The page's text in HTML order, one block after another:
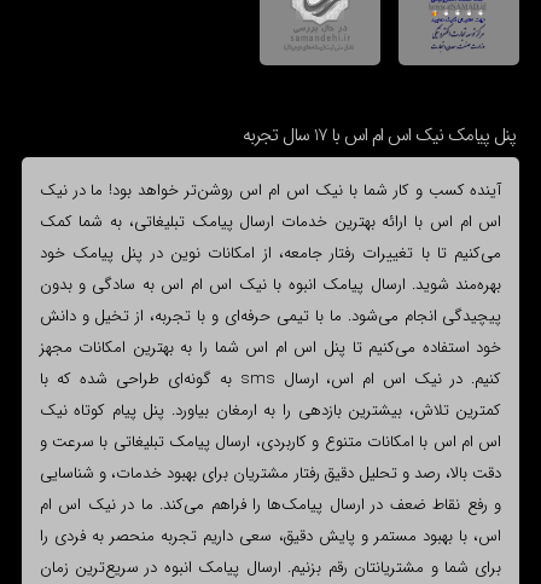
پنل پیامک نیک اس ام اس با 17 سال تجربه
آینده کسب و کار شما با نیک اس ام اس روشن‌تر خواهد بود! ما در نیک
اس ام اس با ارائه بهترین خدمات ارسال پیامک تبلیغاتی، به شما کمک
می‌کنیم تا با تغییرات رفتار جامعه، از امکانات نوین در پنل پیامک خود
بهره‌مند شوید. ارسال پیامک انبوه با نیک اس ام اس به سادگی و بدون
پیچیدگی انجام می‌شود. ما با تیمی حرفه‌ای و با تجربه، از تخیل و دانش
خود استفاده می‌کنیم تا پنل اس ام اس شما را به بهترین امکانات مجهز
کنیم. در نیک اس ام اس، ارسال sms به گونه‌ای طراحی شده که با
کمترین تلاش، بیشترین بازدهی را به ارمغان بیاورد. پنل پیام کوتاه نیک
اس ام اس با امکانات متنوع و کاربردی، ارسال پیامک تبلیغاتی با سرعت و
دقت بالا، رصد و تحلیل دقیق رفتار مشتریان برای بهبود خدمات، و شناسایی
و رفع نقاط ضعف در ارسال پیامک‌ها را فراهم می‌کند. ما در نیک اس ام
اس، با بهبود مستمر و پایش دقیق، سعی داریم تجربه منحصر به فردی را
برای شما و مشتریانتان رقم بزنیم. ارسال پیامک انبوه در سریع‌ترین زمان